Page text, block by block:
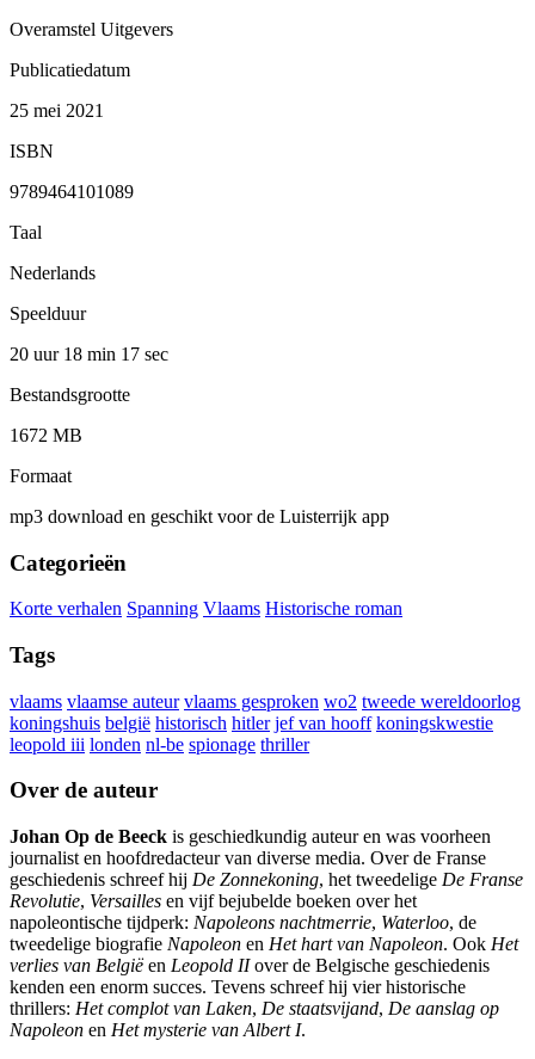
Overamstel Uitgevers
Publicatiedatum
25 mei 2021
ISBN
9789464101089
Taal
Nederlands
Speelduur
20 uur 18 min 17 sec
Bestandsgrootte
1672 MB
Formaat
mp3 download en geschikt voor de Luisterrijk app
Categorieën
Korte verhalen Spanning Vlaams Historische roman
Tags
vlaams vlaamse auteur vlaams gesproken wo2 tweede wereldoorlog
koningshuis belgië historisch hitler jef van hooff koningskwestie
leopold iii londen nl-be spionage thriller
Over de auteur
Johan Op de Beeck is geschiedkundig auteur en was voorheen
journalist en hoofdredacteur van diverse media. Over de Franse
geschiedenis schreef hij De Zonnekoning, het tweedelige De Franse
Revolutie, Versailles en vijf bejubelde boeken over het
napoleontische tijdperk: Napoleons nachtmerrie, Waterloo, de
tweedelige biografie Napoleon en Het hart van Napoleon. Ook Het
verlies van Belgiëen Leopold IIover de Belgische geschiedenis
kenden een enorm succes. Tevens schreef hij vier historische
thrillers: Het complot van Laken, De staatsvijand, De aanslag op
Napoleon en Het mysterie van Albert I.